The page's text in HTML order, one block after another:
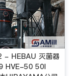
- HEBAU 灭菌器
HVE-50 50l